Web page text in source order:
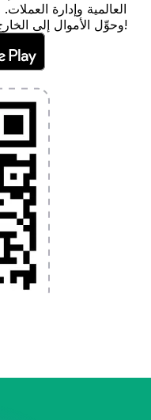
العالمية وإدارة
وحوِّل الأموال إلى الخارج بدون رسوم خفية. قم بالتحميل اليوم!